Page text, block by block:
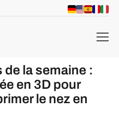
menu
de la semaine :
en 3D pour
le nez en